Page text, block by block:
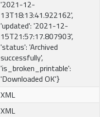
'2021-12-
13T18:13:41.922162',
'updated': '2021-12-
15T21:57:17.807903',
'status': 'Archived
successfully',
'is_broken_printable':
'Downloaded OK'}
XML
XML